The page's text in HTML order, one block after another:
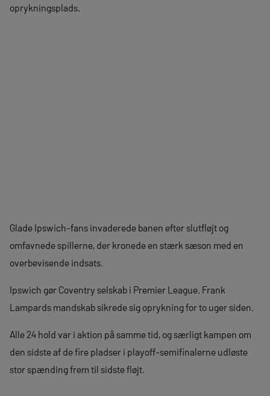
oprykningsplads.
Glade Ipswich-fans invaderede banen efter slutfløjt og
omfavnede spillerne, der kronede en stærk sæson med en
overbevisende indsats.
Ipswich gør Coventry selskab i Premier League. Frank
Lampards mandskab sikrede sig oprykning for to uger siden.
Alle 24 hold var i aktion på samme tid, og særligt kampen om
den sidste af de fire pladser i playoff-semifinalerne udløste
stor spænding frem til sidste fløjt.